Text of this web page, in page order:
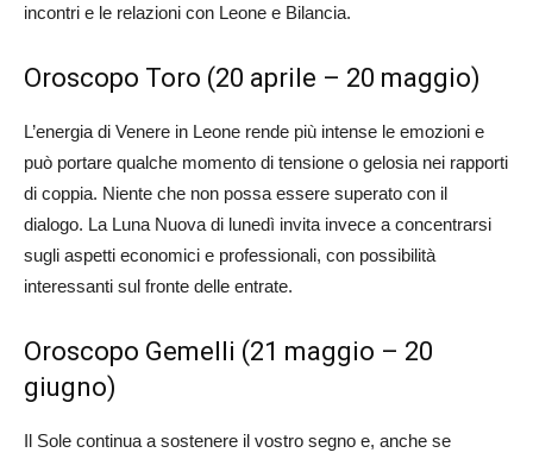
incontri e le relazioni con Leone e Bilancia.
Oroscopo Toro (20 aprile – 20 maggio)
L’energia di Venere in Leone rende più intense le emozioni e
può portare qualche momento di tensione o gelosia nei rapporti
di coppia. Niente che non possa essere superato con il
dialogo. La Luna Nuova di lunedì invita invece a concentrarsi
sugli aspetti economici e professionali, con possibilità
interessanti sul fronte delle entrate.
Oroscopo Gemelli (21 maggio – 20
giugno)
Il Sole continua a sostenere il vostro segno e, anche se